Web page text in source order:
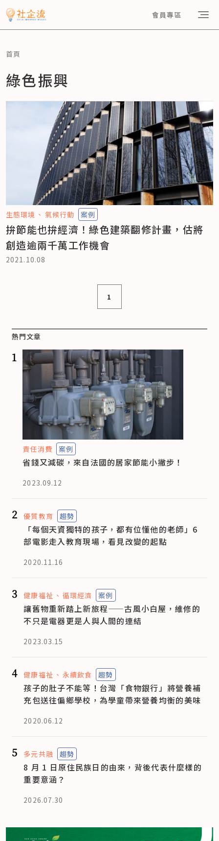
會員專區
首頁
綠色振興
生態環境 氣候行動 案例
拚節能也拚經濟！綠色建築翻修計畫，估將
創造逾兩千萬工作機會
2021.10.08
1
熱門文章
1
責任消費 案例
省錢又減碳，來自法國的居家節能小撇步！
2023.09.12
2 優質教育 趨勢
「每個天資獨特的孩子，都有位懂他的老師」6
部電影走入教育現場，看見改變的起點
2020.11.16
3 健康福祉 循環經濟 案例
讓舊物重新踏上新旅程——古風小白屋，維修的
不只是電器更是人與人間的連結
2023.03.15
4 健康福祉 永續飲食 趨勢
孩子的肚子不能等！台灣「食物銀行」將營養補
充包送往偏鄉學校，為學童帶來營養均衡的美味
2020.06.12
5 多元共融 趨勢
8 月 1 日原住民族日的由來，背後代表什麼樣的
重要意涵？
2026.07.30